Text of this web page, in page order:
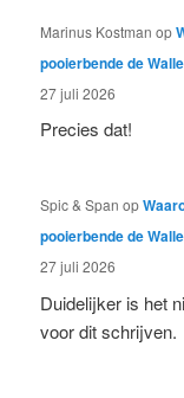
Marinus Kostman op
pooierbende de
27 juli 2026
Precies dat!
Spic & Span op
pooierbende de
27 juli 2026
Duidelijker is het
voor dit schrijven.